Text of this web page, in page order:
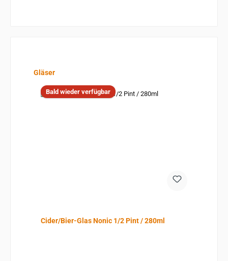
Produktgalerie überspringen
Gläser
Bald wieder verfügbar
Cider/Bier-Glas Nonic 1/2 Pint / 280ml